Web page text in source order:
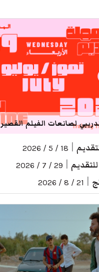
لصانعات الفيلم القصير
18 / 5 / 2026
29 / 7 / 2026
21 / 8 / 2026